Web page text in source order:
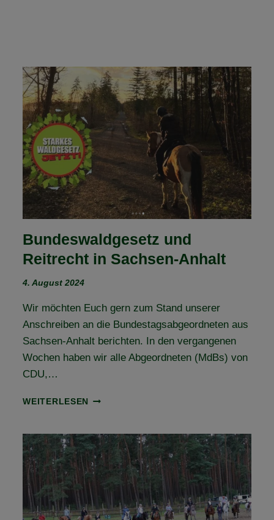
Bundeswaldgesetz und
Reitrecht in Sachsen-Anhalt
4. August 2024
Wir möchten Euch gern zum Stand unserer
Anschreiben an die Bundestagsabgeordneten aus
Sachsen-Anhalt berichten. In den vergangenen
Wochen haben wir alle Abgeordneten (MdBs) von
CDU,…
WEITERLESEN
BUNDESWALDGESETZ
IN
SACHSEN-
ANHALT